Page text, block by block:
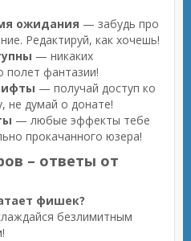
ожидания — забудь про
Редактируй, как хочешь!
— никаких
полет фантазии!
— получай доступ ко
не думай о донате!
— любые эффекты тебе
прокачанного юзера!
– ответы от
фишек?
безлимитным